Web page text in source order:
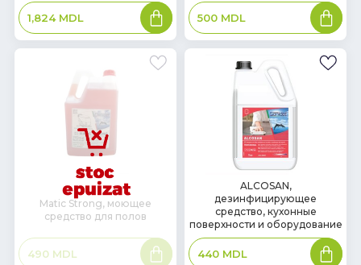
1,824 MDL
В
корзину 500 MDL
В
корзину
Matic Strong, моющее
средство для полов
490 MDL
Подробнее
наличии
ALCOSAN,
дезинфицирующее
средство, кухонные
поверхности и оборудование
440 MDL
В
корзину